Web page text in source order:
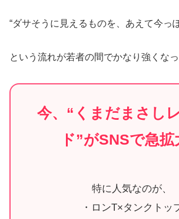
“ダサそうに見えるものを、あえて今っ
という流れが若者の間でかなり強くなっ
今、“くまだまさし
ド”がSNSで急拡
特に人気なのが、
・ロンT×タンクトッ